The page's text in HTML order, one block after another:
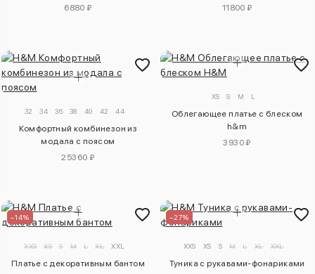
6880 ₽
11800 ₽
32 34 36 38 40 42 44
Комфортный комбинезон из
модала с поясом
25360 ₽
XS S M L
Облегающее платье с блеском
h&m
3930 ₽
–14%
XXS XS S M L XL XXL
Платье с декоративным бантом
–27%
XXS XS S M L XL XXL
Туника с рукавами-фонариками